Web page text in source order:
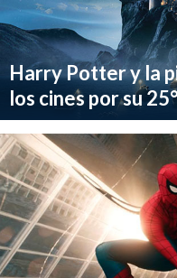
Harry Potter y la
los cines por su